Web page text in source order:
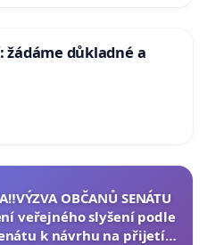
žádáme důkladné a
OBČANŮ SENÁTU
veřejného slyšení podle
k návrhu na přijetí